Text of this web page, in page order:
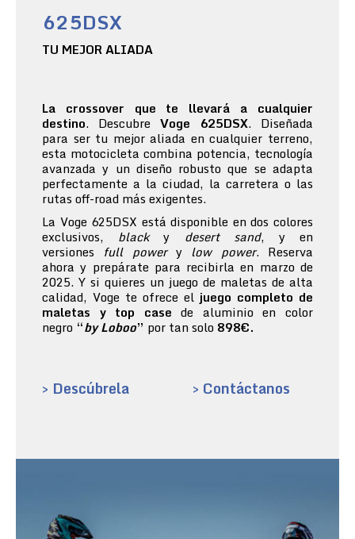
625DSX
TU MEJOR ALIADA
La crossover que te llevará a cualquier
destino. Descubre Voge 625DSX. Diseñada
para ser tu mejor aliada en cualquier terreno,
esta motocicleta combina potencia, tecnología
avanzada y un diseño robusto que se adapta
perfectamente a la ciudad, la carretera o las
rutas off-road más exigentes.
La Voge 625DSX está disponible en dos colores
exclusivos, blacky desert sand, y en
versiones full powery low power. Reserva
ahora y prepárate para recibirla en marzo de
2025. Y si quieres un juego de maletas de alta
calidad, Voge te ofrece el juego completo de
maletas y top case de aluminio en color
negro “by Loboo” por tan solo 898€.
> Descúbrela > Contáctanos